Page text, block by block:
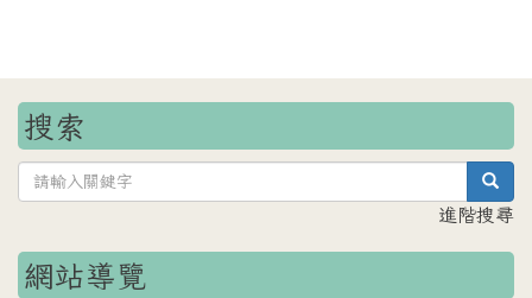
搜索
進階搜尋
網站導覽